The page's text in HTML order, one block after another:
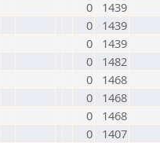
0
1439
0
1439
0
1439
0
1482
0
1468
0
1468
0
1468
0
1407